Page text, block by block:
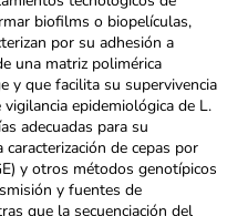
biofilms o biopelículas,
por su adhesión a
una matriz polimérica
y que facilita su supervivencia
epidemiológica de L.
adecuadas para su
de cepas por
y otros métodos genotípicos
y fuentes de
que la secuenciación del